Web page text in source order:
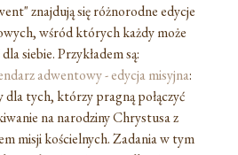
znajdują się różnorodne edycje
wśród których każdy może
siebie. Przykładem są:
adwentowy - edycja misyjna:
dla tych, którzy pragną połączyć
na narodziny Chrystusa z
misji kościelnych. Zadania w tym